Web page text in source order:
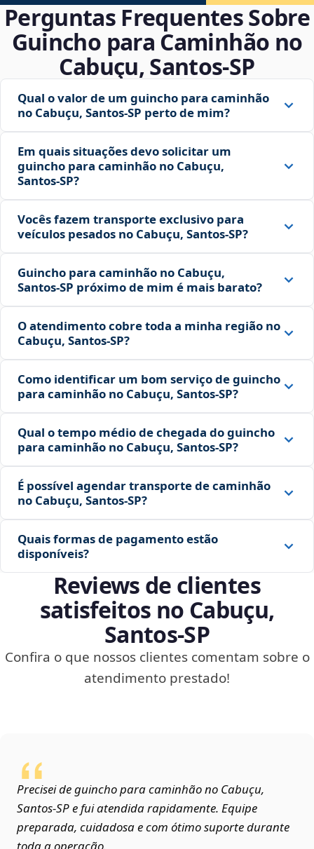
Perguntas Frequentes Sobre
Guincho para Caminhão no
Cabuçu, Santos‑SP
Qual o valor de um guincho para caminhão
no Cabuçu, Santos‑SP perto de mim?
Em quais situações devo solicitar um
guincho para caminhão no Cabuçu,
Santos‑SP?
Vocês fazem transporte exclusivo para
veículos pesados no Cabuçu, Santos‑SP?
Guincho para caminhão no Cabuçu,
Santos‑SP próximo de mim é mais barato?
O atendimento cobre toda a minha região no
Cabuçu, Santos‑SP?
Como identificar um bom serviço de guincho
para caminhão no Cabuçu, Santos‑SP?
Qual o tempo médio de chegada do guincho
para caminhão no Cabuçu, Santos‑SP?
É possível agendar transporte de caminhão
no Cabuçu, Santos‑SP?
Quais formas de pagamento estão
disponíveis?
Reviews de clientes
satisfeitos no Cabuçu,
Santos‑SP
Confira o que nossos clientes comentam sobre o
atendimento prestado!
Precisei de guincho para caminhão no Cabuçu,
Santos‑SP e fui atendida rapidamente. Equipe
preparada, cuidadosa e com ótimo suporte durante